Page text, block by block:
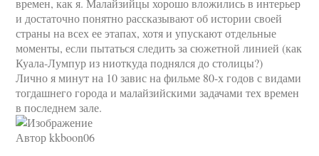
времен, как я. Малайзийцы хорошо вложились в интерьер
и достаточно понятно рассказывают об истории своей
страны на всех ее этапах, хотя и упускают отдельные
моменты, если пытаться следить за сюжетной линией (как
Куала-Лумпур из ниоткуда поднялся до столицы?)
Лично я минут на 10 завис на фильме 80-х годов с видами
тогдашнего города и малайзийскими задачами тех времен
в последнем зале.
Автор kkboon06